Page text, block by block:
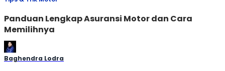
Panduan Lengkap Asuransi Motor dan Cara
Memilihnya
Baghendra Lodra